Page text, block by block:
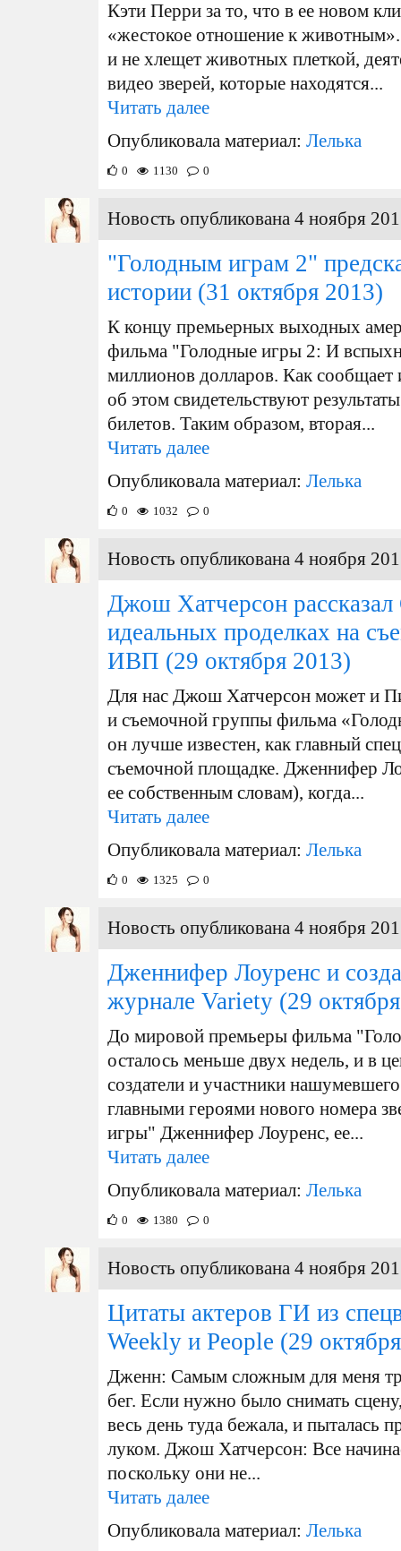
Кэти Перри за то, что в ее новом
«жестокое отношение к
и не хлещет животных плеткой,
видео зверей, которые находятся...
Читать далее
Опубликовала материал: Лелька
0 1130 0
Новость опубликована 4 ноября
"Голодным играм 2"
истории (31 октября 2013)
К концу премьерных выходных
фильма "Голодные игры 2: И
миллионов долларов. Как
об этом свидетельствуют
билетов. Таким образом, вторая...
Читать далее
Опубликовала материал: Лелька
0 1032 0
Новость опубликована 4 ноября
Джош Хатчерсон
идеальных проделках на
ИВП (29 октября 2013)
Для нас Джош Хатчерсон может и
и съемочной группы фильма
он лучше известен, как главный
съемочной площадке. Дженнифер
ее собственным словам), когда...
Читать далее
Опубликовала материал: Лелька
0 1325 0
Новость опубликована 4 ноября
Дженнифер Лоуренс и
журнале Variety (29
До мировой премьеры фильма
осталось меньше двух недель, и в
создатели и участники
главными героями нового номера
игры" Дженнифер Лоуренс, ее...
Читать далее
Опубликовала материал: Лелька
0 1380 0
Новость опубликована 4 ноября
Цитаты актеров ГИ из
Weekly и People (29
Дженн: Самым сложным для меня
бег. Если нужно было снимать
весь день туда бежала, и пыталась
луком. Джош Хатчерсон: Все
поскольку они не...
Читать далее
Опубликовала материал: Лелька